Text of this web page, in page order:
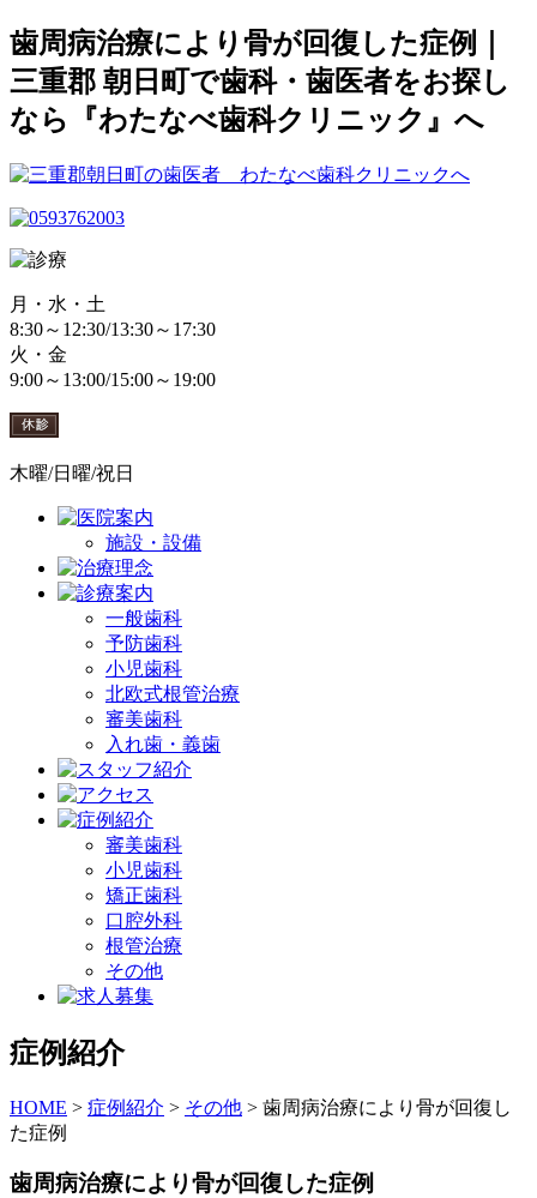
歯周病治療により骨が回復した症例｜
三重郡 朝日町で歯科・歯医者をお探し
なら『わたなべ歯科クリニック』へ
月・水・土
8:30～12:30/13:30～17:30
火・金
9:00～13:00/15:00～19:00
木曜/日曜/祝日
施設・設備
一般歯科
予防歯科
小児歯科
北欧式根管治療
審美歯科
入れ歯・義歯
審美歯科
小児歯科
矯正歯科
口腔外科
根管治療
その他
症例紹介
HOME > 症例紹介 > その他 > 歯周病治療により骨が回復し
た症例
歯周病治療により骨が回復した症例